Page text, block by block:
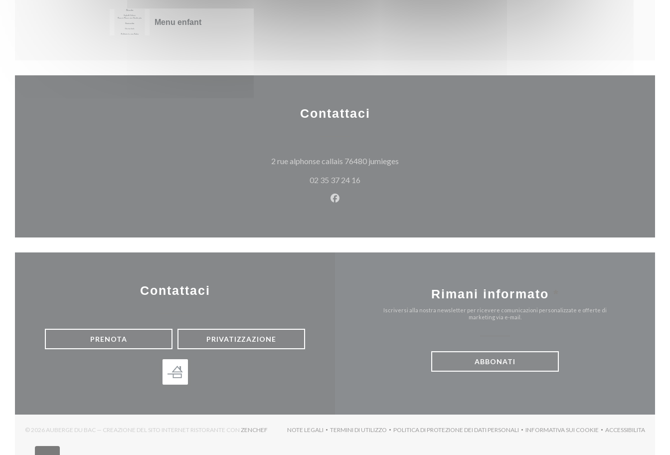
Menu enfant
Contattaci
2 rue alphonse callais 76480 jumieges
02 35 37 24 16
Facebook ((apre una nuova finestra))
Contattaci
PRENOTA PRIVATIZZAZIONE
Rimani informato
Iscriversi alla nostra newsletter per ricevere comunicazioni personalizzate e offerte di
marketing via e-mail.
ABBONATI
© 2026 AUBERGE DU BAC — CREAZIONE DEL SITO INTERNET RISTORANTE CON ZENCHEF ((APRE UNA NUOVA FINESTRA))
NOTE LEGALI
((APRE UNA NUOVA FINESTRA))
TERMINI DI UTILIZZO
((APRE UNA NUOVA FINESTRA))
POLITICA DI PROTEZIONE DEI DATI PERSONALI
((APRE UNA NUOVA FINESTRA))
INFORMATIVA SUI COOKIE
((APRE UNA NUOVA FINESTRA))
ACCESSIBILITA
((APRE UNA